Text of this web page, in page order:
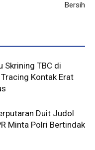
Bersih
Skrining TBC di
Kontak Erat
Duit Judol
Minta Polri Bertindak